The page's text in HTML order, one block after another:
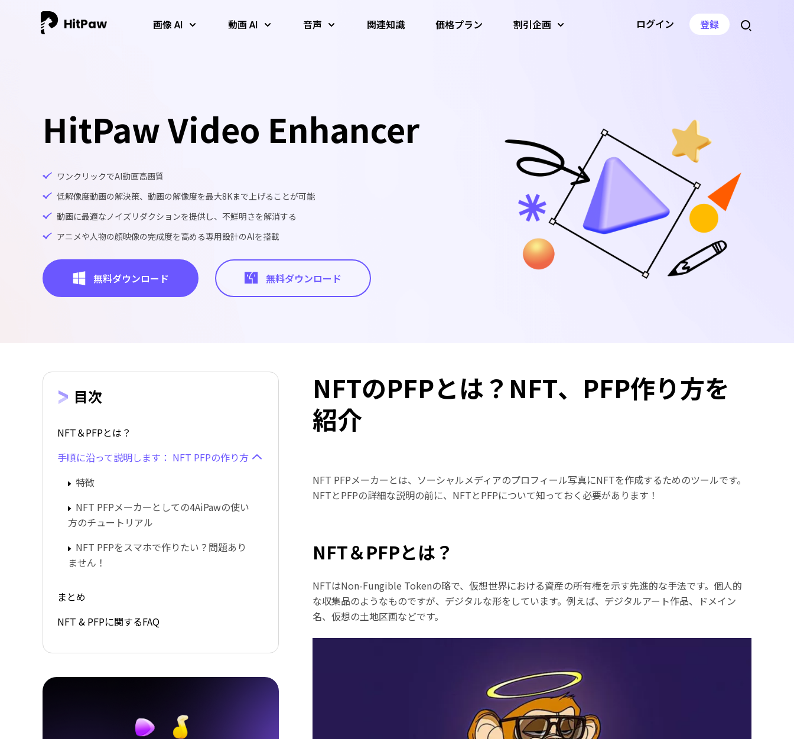
画像 AI
AI 写真高画質化
AIによる写真の高画質化、アップスケール、復元、カラー化が一
AI顔アニメーター AI背景リムーバー AI背景ジェネレーター
すべてのAI画像ツールを見る
動画 AI
AI動画高画質化
低解像度の動画を即座に4Kに変換する最高のAI動画高画質ツール
動画圧縮
すべてのAI動画ツールを見る
音声
AI高音質化
何もインストールすることなく、AIを使ってオーディオをクリー
Al ボーカルリムーバー 音声抽出 音声圧縮
音声速度の変更
すべてのAI音声ツールを見る
関連知識 価格プラン 割引企画 ログイン 登録
HitPaw Video Enhancer
ワンクリックでAI動画高画質
低解像度動画の解決策、動画の解像度を最大8Kまで上げることが可能
動画に最適なノイズリダクションを提供し、不鮮明さを解消する
アニメや人物の顔映像の完成度を高める専用設計のAIを搭載
無料ダウンロード 無料ダウンロード
目次
NFT＆PFPとは？
手順に沿って説明します： NFT PFPの作り方
特徴
NFT PFPメーカーとしての4AiPawの使い
方のチュートリアル
NFT PFPをスマホで作りたい？問題あり
ません！
まとめ
NFT & PFPに関するFAQ
NFTのPFPとは？NFT、PFP作り方を
紹介
NFT PFPメーカーとは、ソーシャルメディアのプロフィール写真にNFTを作成するためのツールです。
NFTとPFPの詳細な説明の前に、NFTとPFPについて知っておく必要があります！
NFT＆PFPとは？
NFTはNon-Fungible Tokenの略で、仮想世界における資産の所有権を示す先進的な手法です。個人的
な収集品のようなものですが、デジタルな形をしています。例えば、デジタルアート作品、ドメイン
名、仮想の土地区画などです。